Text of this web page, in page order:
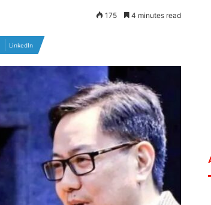
175 4 minutes read
LinkedIn